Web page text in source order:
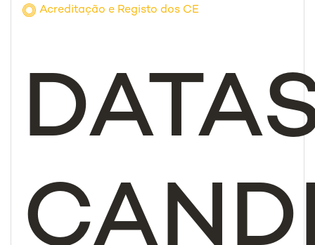
Acreditação e Registo dos CE